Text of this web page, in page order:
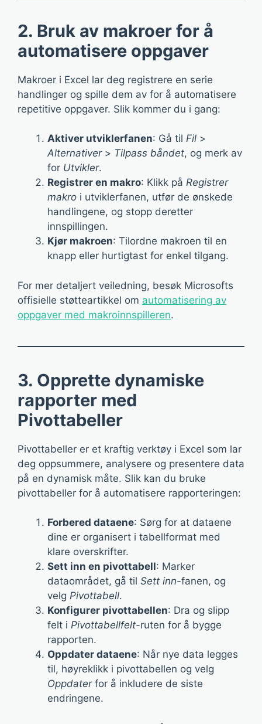
2. Bruk av makroer for å
automatisere oppgaver
Makroer i Excel lar deg registrere en serie
handlinger og spille dem av for å automatisere
repetitive oppgaver. Slik kommer du i gang:
Aktiver utviklerfanen: Gå til Fil >
Alternativer> Tilpass båndet, og merk av
for Utvikler.
Registrer en makro: Klikk på Registrer
makro i utviklerfanen, utfør de ønskede
handlingene, og stopp deretter
innspillingen.
Kjør makroen: Tilordne makroen til en
knapp eller hurtigtast for enkel tilgang.
For mer detaljert veiledning, besøk Microsofts
offisielle støtteartikkel om automatisering av
oppgaver med makroinnspilleren.
3. Opprette dynamiske
rapporter med
Pivottabeller
Pivottabeller er et kraftig verktøy i Excel som lar
deg oppsummere, analysere og presentere data
på en dynamisk måte. Slik kan du bruke
pivottabeller for å automatisere rapporteringen:
Forbered dataene: Sørg for at dataene
dine er organisert i tabellformat med
klare overskrifter.
Sett inn en pivottabell: Marker
dataområdet, gå til Sett inn-fanen, og
velg Pivottabell.
Konfigurer pivottabellen: Dra og slipp
felt i Pivottabellfelt-ruten for å bygge
rapporten.
Oppdater dataene: Når nye data legges
til, høyreklikk i pivottabellen og velg
Oppdaterfor å inkludere de siste
endringene.